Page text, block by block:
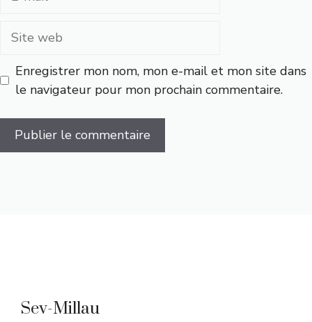
Site
Enregistrer mon nom, mon e-mail et mon site dans
le navigateur pour mon prochain commentaire.
Sev-Millau